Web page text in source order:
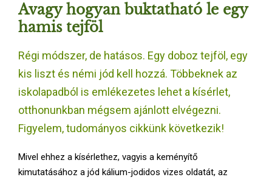
R
M
N
Avagy hogyan buktatható le egy
hamis tejföl
Régi módszer, de hatásos. Egy doboz tejföl, egy
kis liszt és némi jód kell hozzá. Többeknek az
iskolapadból is emlékezetes lehet a kísérlet,
otthonunkban mégsem ajánlott elvégezni.
Figyelem, tudományos cikkünk következik!
Mivel ehhez a kísérlethez, vagyis a keményítő
kimutatásához a jód kálium-jodidos vizes oldatát, az